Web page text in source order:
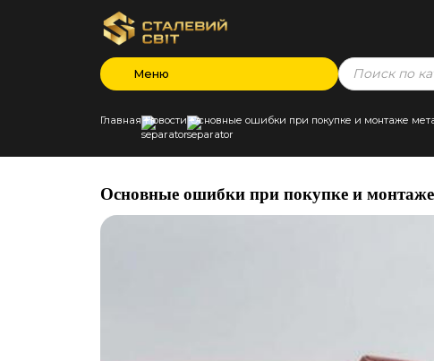
Меню
Products
search
Главная Новости Основные ошибки при покупке и монтаже
Основные ошибки при покупке и